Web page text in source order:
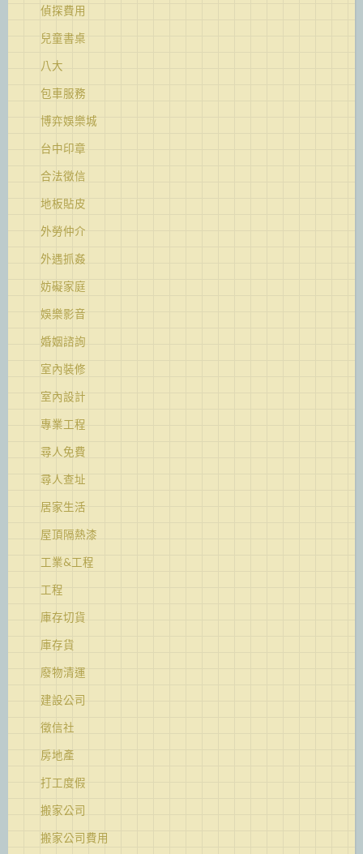
偵探費用
兒童書桌
八大
包車服務
博弈娛樂城
台中印章
合法徵信
地板貼皮
外勞仲介
外遇抓姦
妨礙家庭
娛樂影音
婚姻諮詢
室內裝修
室內設計
專業工程
尋人免費
尋人查址
居家生活
屋頂隔熱漆
工業&工程
工程
庫存切貨
庫存貨
廢物清運
建設公司
徵信社
房地產
打工度假
搬家公司
搬家公司費用